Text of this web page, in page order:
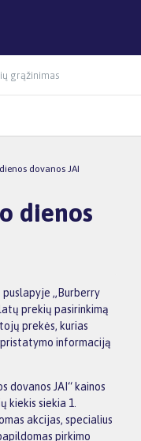
grąžinimas
dovanos JAI
dienos
puslapyje „Burberry
prekių pasirinkimą
prekės, kurias
informaciją
dovanos JAI“ kainos
kiekis siekia 1.
akcijas, specialius
pirkimo